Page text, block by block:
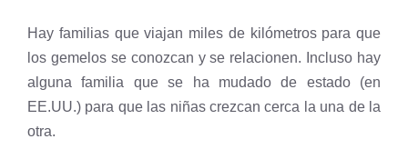
Hay familias que viajan miles de kilómetros para que
los gemelos se conozcan y se relacionen. Incluso hay
alguna familia que se ha mudado de estado (en
EE.UU.) para que las niñas crezcan cerca la una de la
otra.